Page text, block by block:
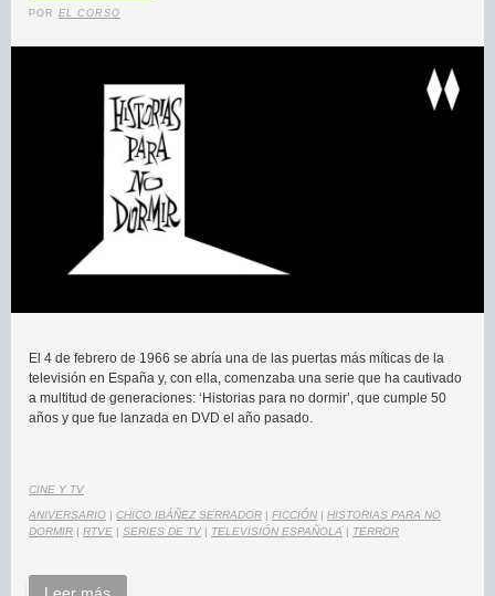
POR EL CORSO
El 4 de febrero de 1966 se abría una de las puertas más míticas de la
televisión en España y, con ella, comenzaba una serie que ha cautivado
a multitud de generaciones: ‘Historias para no dormir’, que cumple 50
años y que fue lanzada en DVD el año pasado.
CINE Y TV
ANIVERSARIO | CHICO IBÁÑEZ SERRADOR | FICCIÓN | HISTORIAS PARA NO
DORMIR | RTVE | SERIES DE TV | TELEVISIÓN ESPAÑOLA | TERROR
Leer más